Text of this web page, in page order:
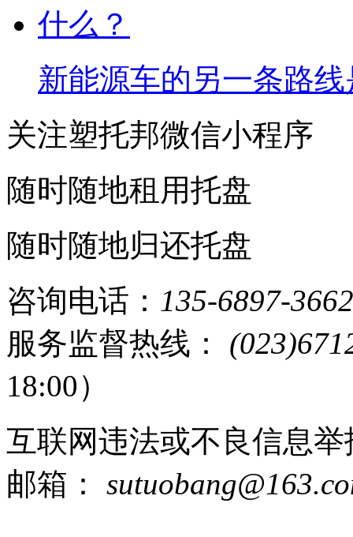
新能源车的另一条路
关注塑托邦微信小程序
随时随地租用托盘
随时随地归还托盘
咨询电话： 135-6897-3662
服务监督热线：
18:00）
互联网违法或不良信息
邮箱：